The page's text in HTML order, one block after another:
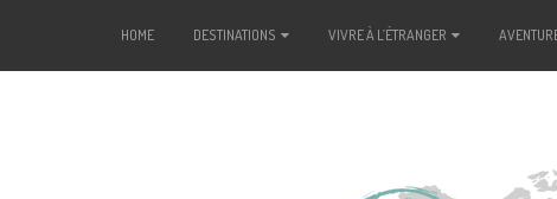
HOME DESTINATIONS VIVRE À L’ÉTRANGER